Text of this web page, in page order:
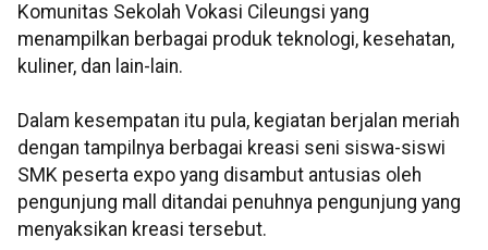
Komunitas Sekolah Vokasi Cileungsi yang
menampilkan berbagai produk teknologi, kesehatan,
kuliner, dan lain-lain.
Dalam kesempatan itu pula, kegiatan berjalan meriah
dengan tampilnya berbagai kreasi seni siswa-siswi
SMK peserta expo yang disambut antusias oleh
pengunjung mall ditandai penuhnya pengunjung yang
menyaksikan kreasi tersebut.